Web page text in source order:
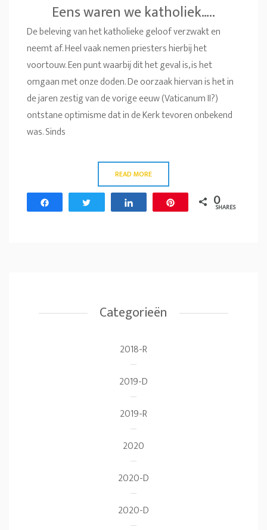
Eens waren we katholiek…..
De beleving van het katholieke geloof verzwakt en
neemt af. Heel vaak nemen priesters hierbij het
voortouw. Een punt waarbij dit het geval is, is het
omgaan met onze doden. De oorzaak hiervan is het in
de jaren zestig van de vorige eeuw (Vaticanum II?)
ontstane optimisme dat in de Kerk tevoren onbekend
was. Sinds
READ MORE
0
SHARES
Categorieën
2018-R
2019-D
2019-R
2020
2020-D
2020-D